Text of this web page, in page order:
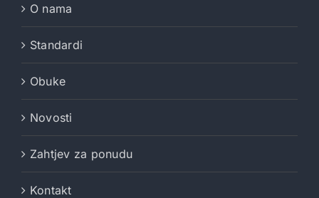
O nama
Standardi
Obuke
Novosti
Zahtjev za ponudu
Kontakt